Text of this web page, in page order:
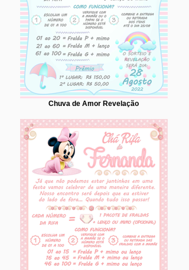
Chuva de Amor Revelação